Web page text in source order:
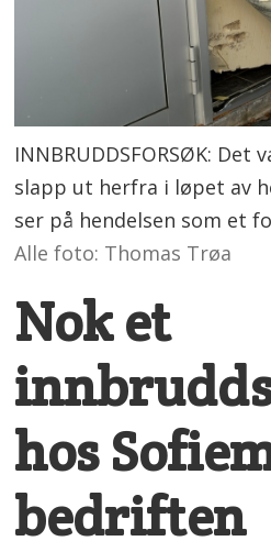
INNBRUDDSFORSØK:
slapp ut herfra i løpet av
ser på hendelsen som et
Alle foto: Thomas Trøa
Nok et
hos
bedriften